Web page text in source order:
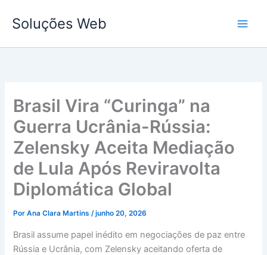
para
conteúdo
Soluções Web
Brasil Vira “Curinga” na
Guerra Ucrânia-Rússia:
Zelensky Aceita Mediação
de Lula Após Reviravolta
Diplomática Global
PorAna Clara Martins/junho 20, 2026
Brasil assume papel inédito em negociações de paz entre
Rússia e Ucrânia, com Zelensky aceitando oferta de